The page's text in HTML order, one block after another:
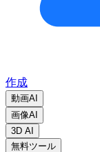
作成
動画AI
画像AI
3D AI
無料ツール